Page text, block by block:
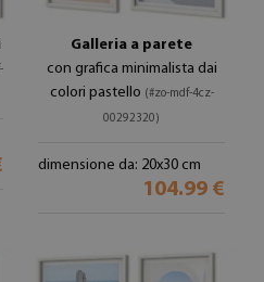
Galleria a parete
con grafica minimalista dai
colori pastello (#zo-mdf-4cz-
00292320)
dimensione da: 20x30 cm
104.99 €